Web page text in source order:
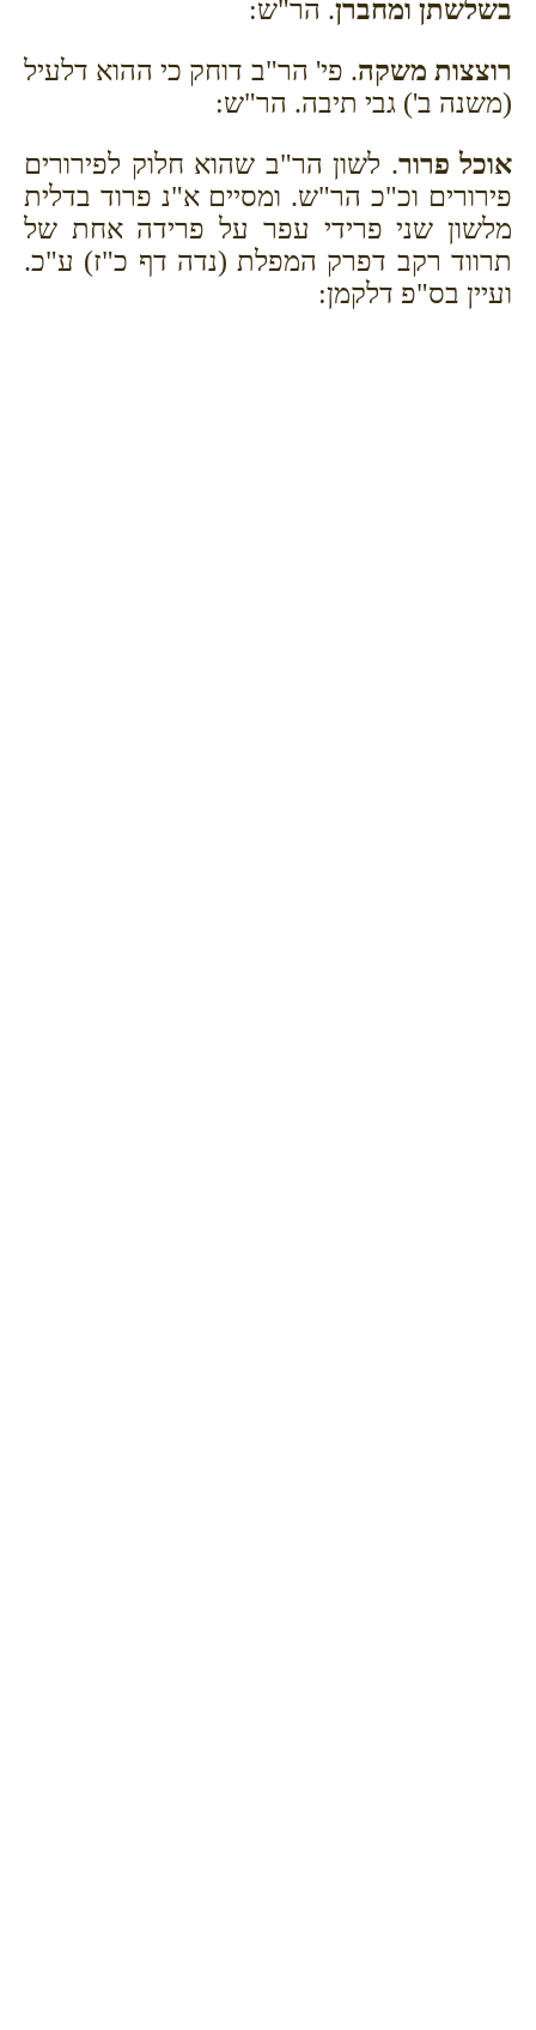
בשלשתן ומחברן. הר"ש:
רוצצות משקה. פי' הר"ב דוחק כי ההוא דלעיל
(משנה ב') גבי תיבה. הר"ש:
אוכל פרור. לשון הר"ב שהוא חלוק לפירורים
פירורים וכ"כ הר"ש. ומסיים א"נ פרוד בדלית
מלשון שני פרידי עפר על פרידה אחת של
תרווד רקב דפרק המפלת (נדה דף כ"ז) ע"כ.
ועיין בס"פ דלקמן: